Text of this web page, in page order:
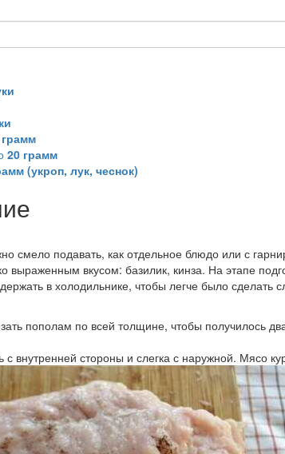
грамм
20 грамм
(укроп, лук, чеснок)
смело подавать, как отдельное блюдо или с
выраженным вкусом: базилик, кинза. На этапе
в холодильнике, чтобы легче было сделать
пополам по всей толщине, чтобы получилось
внутренней стороны и слегка с наружной. Мясо